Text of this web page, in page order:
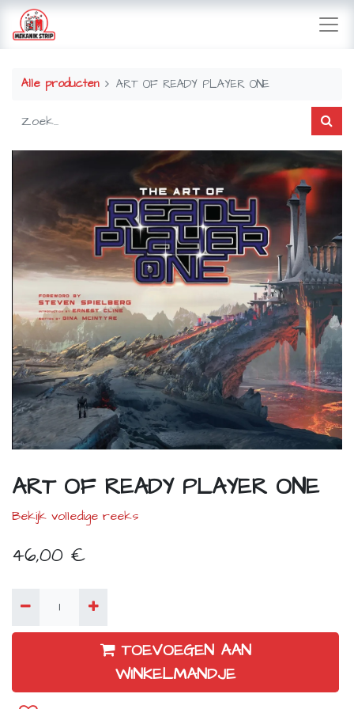
Alle producten ART OF READY PLAYER ONE
ART OF READY PLAYER ONE
Bekijk volledige reeks
46,00 €
TOEVOEGEN AAN
WINKELMANDJE